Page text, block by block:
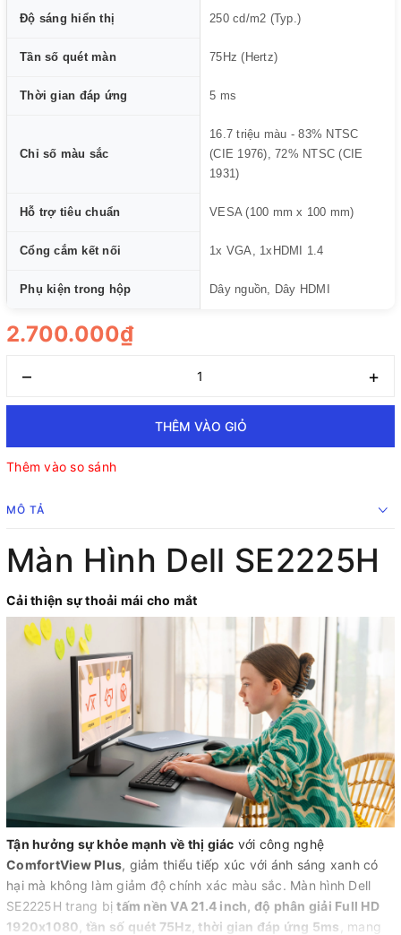
Độ sáng hiển thị 250 cd/m2 (Typ.)
Tần số quét màn 75Hz (Hertz)
Thời gian đáp ứng 5 ms
Chỉ số màu sắc
16.7 triệu màu - 83% NTSC
(CIE 1976), 72% NTSC (CIE
1931)
Hỗ trợ tiêu chuẩn VESA (100 mm x 100 mm)
Cổng cắm kết nối 1x VGA, 1xHDMI 1.4
Phụ kiện trong hộp Dây nguồn, Dây HDMI
2.700.000₫
– +
THÊM VÀO GIỎ
Thêm vào so sánh
MÔ TẢ
Màn Hình Dell SE2225H
Cải thiện sự thoải mái cho mắt
Tận hưởng sự khỏe mạnh về thị giác với công nghệ
ComfortView Plus, giảm thiểu tiếp xúc với ánh sáng xanh có
hại mà không làm giảm độ chính xác màu sắc. Màn hình Dell
SE2225H trang bịtấm nền VA 21.4 inch, độ phân giải Full HD
1920x1080, tần số quét 75Hz, thời gian đáp ứng 5ms , mang